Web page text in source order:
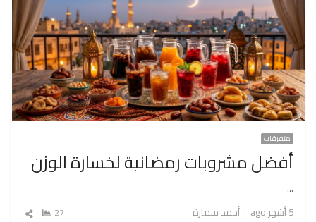
متفرقات
أفضل مشروبات رمضانية لخسارة الوزن
…
5 أشهر ago
Author
أحمد سمارة 27
شارك